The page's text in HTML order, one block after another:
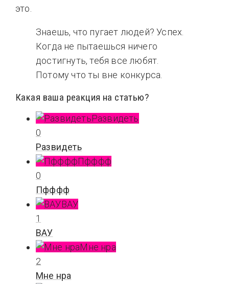
это.
Знаешь, что пугает людей? Успех.
Когда не пытаешься ничего
достигнуть, тебя все любят.
Потому что ты вне конкурса.
Какая ваша реакция на статью?
Развидеть
0
Развидеть
Пфффф
0
Пфффф
ВАУ
1
ВАУ
Мне нра
2
Мне нра